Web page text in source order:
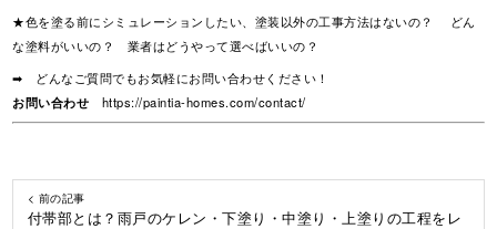
★色を塗る前にシミュレーションしたい、塗装以外の工事方法はないの？ どん
な塗料がいいの？ 業者はどうやって選べばいいの？
➡ どんなご質問でもお気軽にお問い合わせください！
お問い合わせ
https://paintia-homes.com/contact/
< 前の記事
付帯部とは？雨戸のケレン・下塗り・中塗り・上塗りの工程をレ